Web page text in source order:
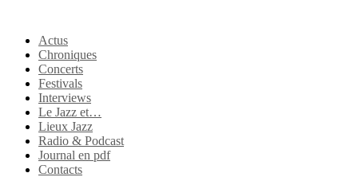
Actus
Chroniques
Concerts
Festivals
Interviews
Le Jazz et…
Lieux Jazz
Radio & Podcast
Journal en pdf
Contacts